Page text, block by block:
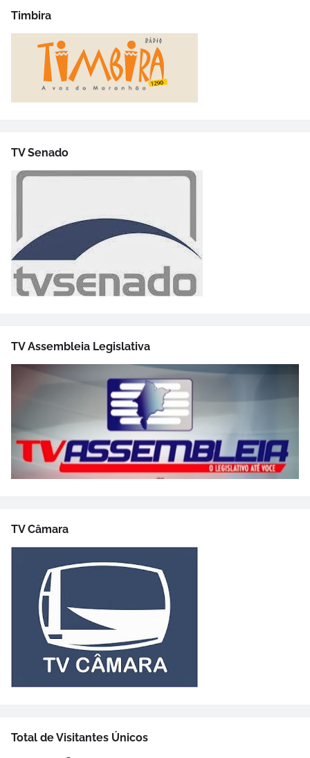
Timbira
TV Senado
TV Assembleia Legislativa
TV Câmara
Total de Visitantes Únicos